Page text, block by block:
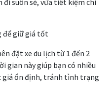
đi suôn sẻ, vừa tiết kiệm chi
để giữ giá tốt
đặt xe du lịch từ 1 đến 2
gian này giúp bạn có nhiều
giá ổn định, tránh tình trạng